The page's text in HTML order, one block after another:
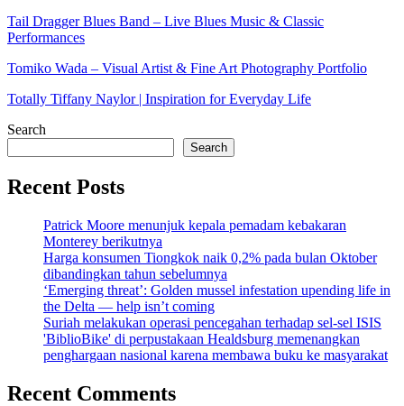
Tail Dragger Blues Band – Live Blues Music & Classic
Performances
Tomiko Wada – Visual Artist & Fine Art Photography Portfolio
Totally Tiffany Naylor | Inspiration for Everyday Life
Search
Search
Recent Posts
Patrick Moore menunjuk kepala pemadam kebakaran
Monterey berikutnya
Harga konsumen Tiongkok naik 0,2% pada bulan Oktober
dibandingkan tahun sebelumnya
‘Emerging threat’: Golden mussel infestation upending life in
the Delta — help isn’t coming
Suriah melakukan operasi pencegahan terhadap sel-sel ISIS
'BiblioBike' di perpustakaan Healdsburg memenangkan
penghargaan nasional karena membawa buku ke masyarakat
Recent Comments